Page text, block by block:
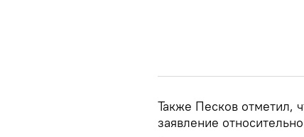
Также Песков отметил,
заявление